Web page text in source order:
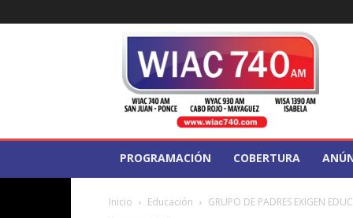
PROGRAMACIÓN COBERTURA
Inicio Educación GRUPO DE PADRES EXIGEN